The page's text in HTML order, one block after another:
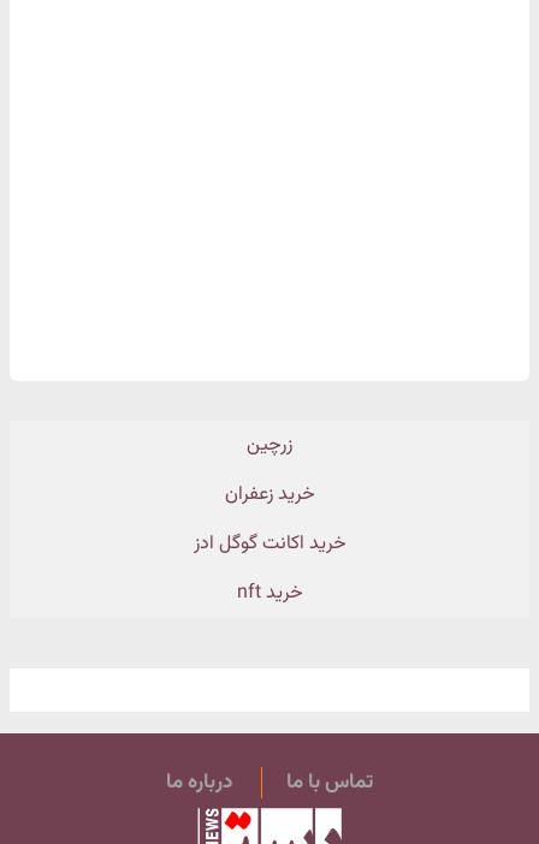
زرچین
خرید زعفران
خرید اکانت گوگل ادز
خرید nft
تماس با ما درباره ما